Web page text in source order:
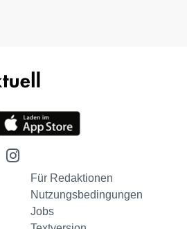
Für Redaktionen
Nutzungsbedingungen
Jobs